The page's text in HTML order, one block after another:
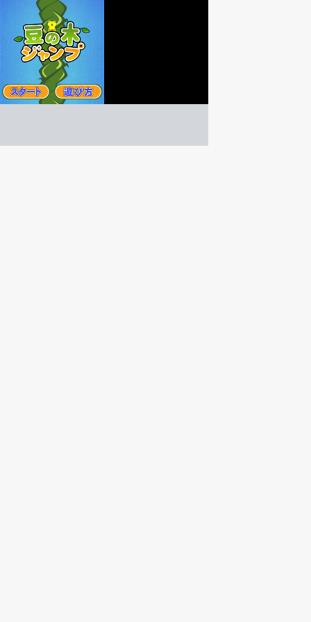
豆の木ジャンプ
アクション
ゲーム紹介 -豆の木を登るジャンプアクション
遊び方 -ジャンプしてタイミング良く足場に飛び移れ！フル